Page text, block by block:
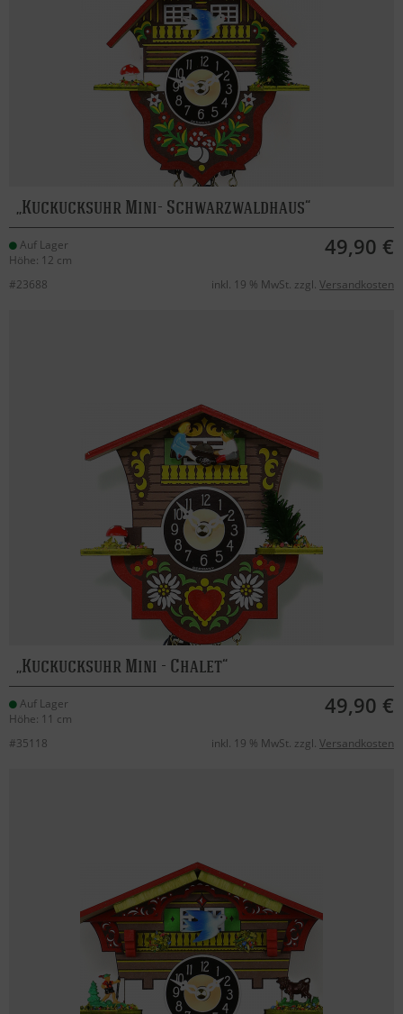
Kuckucksuhr Mini- Schwarzwaldhaus
Auf Lager
Höhe: 12 cm
49,90 €
#23688 inkl. 19 % MwSt. zzgl. Versandkosten
Kuckucksuhr Mini - Chalet
Auf Lager
Höhe: 11 cm
49,90 €
#35118 inkl. 19 % MwSt. zzgl. Versandkosten